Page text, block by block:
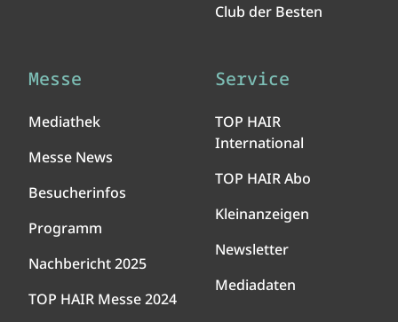
Club der Besten
Messe
Mediathek
Messe News
Besucherinfos
Programm
Nachbericht 2025
TOP HAIR Messe 2024
Service
TOP HAIR
International
TOP HAIR Abo
Kleinanzeigen
Newsletter
Mediadaten